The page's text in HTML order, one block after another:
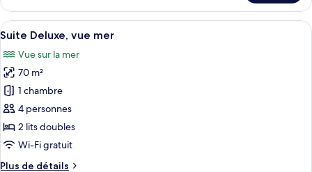
vue
mer
le
type
de
Chambre
Quadruple
Supérieure,
vue
mer
Afficher
toutes
les
photos
pour
ce
type
de
chambre :
Une vue côtière avec un bâtiment
11
Suite Deluxe, vue mer
Vue sur la mer
70 m²
1 chambre
4 personnes
2 lits doubles
Wi-Fi gratuit
Plus de détails
Plus